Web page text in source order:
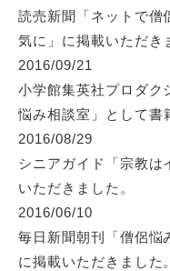
読売新聞「ネットで
気に」 に掲載いただき
2016/09/21
小学館集英社プロダク
悩み相談室」
として書
2016/08/29
シニアガイド「宗教は
いただきました。
2016/06/10
毎日新聞朝刊「僧侶悩
に掲載いただきました。